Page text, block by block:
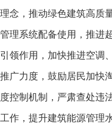
念，推动绿色建筑高质
理系统配备使用，推进
领作用，加快推进空调
广力度，鼓励居民加快
控制机制，严肃查处违
作，提升建筑能源管